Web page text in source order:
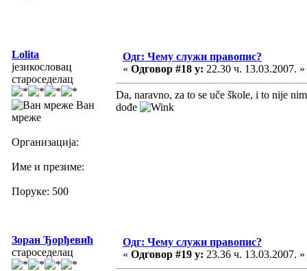
Lolita
језикословац
староседелац
Ван
мреже
Организација:
Име и презиме:
Поруке: 500
Одг: Чему служи правопис?
« Одговор #18 у: 22.30 ч. 13.03.2007. »
Da, naravno, za to se uče škole, i to nije
dođe
Зоран Ђорђевић
староседелац
Одг: Чему служи правопис?
« Одговор #19 у: 23.36 ч. 13.03.2007. »